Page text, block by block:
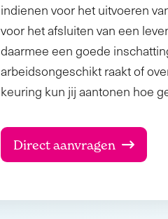
indienen voor het uitvoeren
voor het afsluiten van een
daarmee een goede
arbeidsongeschikt raakt of
keuring kun jij aantonen hoe
Direct aanvragen